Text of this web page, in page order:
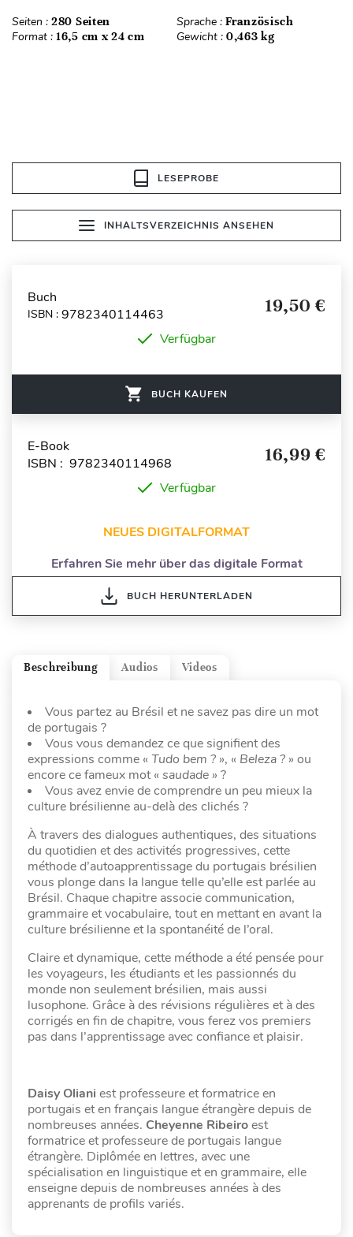
Seiten : 280 Seiten Sprache : Französisch
Format : 16,5 cm x 24 cm Gewicht : 0,463 kg
LESEPROBE
INHALTSVERZEICHNIS ANSEHEN
Buch
ISBN : 9782340114463 19,50 €
Verfügbar
BUCH KAUFEN
E-Book
ISBN : 9782340114968
16,99 €
Verfügbar
NEUES DIGITALFORMAT
Erfahren Sie mehr über das digitale Format
BUCH HERUNTERLADEN
Videos
Audios
Beschreibung
Vous partez au Brésil et ne savez pas dire un mot
de portugais ?
Vous vous demandez ce que signifient des
expressions comme « Tudo bem ? », « Beleza ? » ou
encore ce fameux mot « saudade » ?
Vous avez envie de comprendre un peu mieux la
culture brésilienne au-delà des clichés ?
À travers des dialogues authentiques, des situations
du quotidien et des activités progressives, cette
méthode d’autoapprentissage du portugais brésilien
vous plonge dans la langue telle qu’elle est parlée au
Brésil. Chaque chapitre associe communication,
grammaire et vocabulaire, tout en mettant en avant la
culture brésilienne et la spontanéité de l’oral.
Claire et dynamique, cette méthode a été pensée pour
les voyageurs, les étudiants et les passionnés du
monde non seulement brésilien, mais aussi
lusophone. Grâce à des révisions régulières et à des
corrigés en fin de chapitre, vous ferez vos premiers
pas dans l’apprentissage avec confiance et plaisir.
Daisy Oliani est professeure et formatrice en
portugais et en français langue étrangère depuis de
nombreuses années. Cheyenne Ribeiroest
formatrice et professeure de portugais langue
étrangère. Diplômée en lettres, avec une
spécialisation en linguistique et en grammaire, elle
enseigne depuis de nombreuses années à des
apprenants de profils variés.